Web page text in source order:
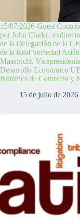
15/07/2026-Guest
por John Clarke,
de la Delegación de la
de la Real Sociedad
Maastricht.
Desarrollo Económico
Británica de Comercio y
15 de julio de 2026